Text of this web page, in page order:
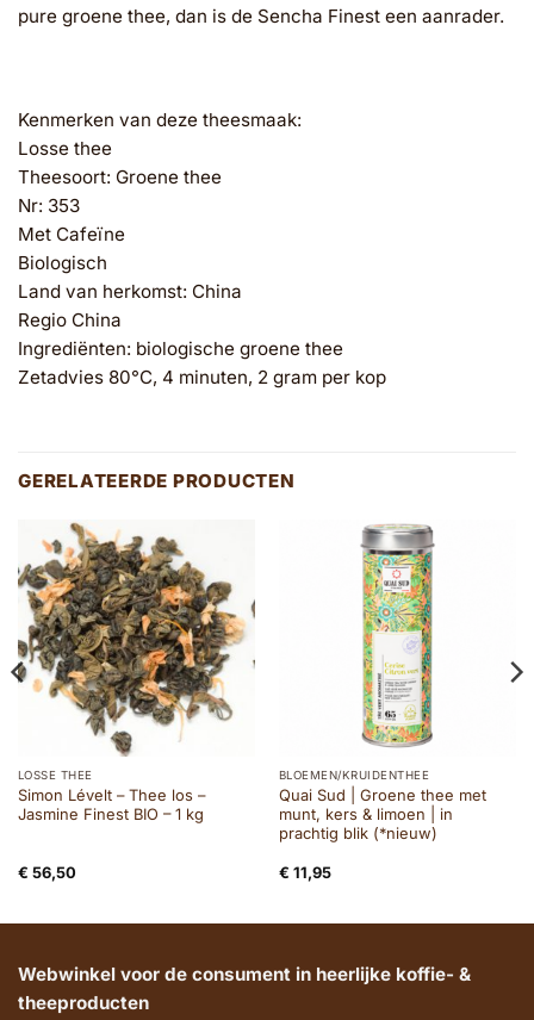
pure groene thee, dan is de Sencha Finest een aanrader.
Kenmerken van deze theesmaak:
Losse thee
Theesoort: Groene thee
Nr: 353
Met Cafeïne
Biologisch
Land van herkomst: China
Regio China
Ingrediënten: biologische groene thee
Zetadvies 80°C, 4 minuten, 2 gram per kop
GERELATEERDE PRODUCTEN
LOSSE THEE
Simon Lévelt – Thee los –
Jasmine Finest BIO – 1 kg
€ 56,50
BLOEMEN/KRUIDENTHEE
Quai Sud | Groene thee met
munt, kers & limoen | in
prachtig blik (*nieuw)
€ 11,95
Webwinkel voor de consument in heerlijke koffie- &
theeproducten